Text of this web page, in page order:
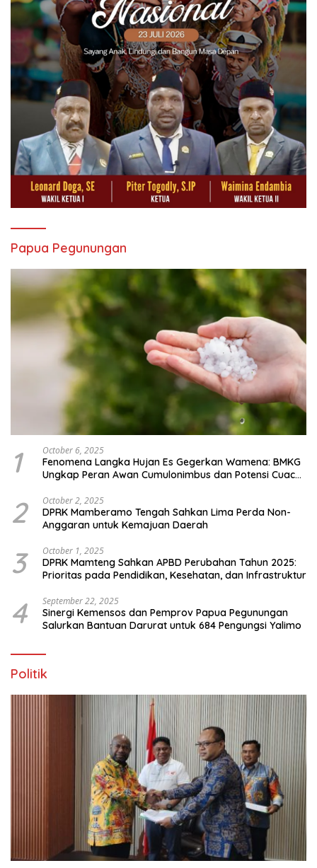
Papua Pegunungan
1 October 6, 2025
Fenomena Langka Hujan Es Gegerkan Wamena: BMKG
Ungkap Peran Awan Cumulonimbus dan Potensi Cuaca
2 October 2, 2025
DPRK Mamberamo Tengah Sahkan Lima Perda Non-
Anggaran untuk Kemajuan Daerah
3 October 1, 2025
DPRK Mamteng Sahkan APBD Perubahan Tahun 2025:
Prioritas pada Pendidikan, Kesehatan, dan Infrastruktur
4 September 22, 2025
Sinergi Kemensos dan Pemprov Papua Pegunungan
Salurkan Bantuan Darurat untuk 684 Pengungsi Yalimo
Politik